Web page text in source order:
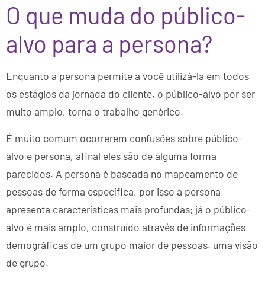
O que muda do público-
alvo para a persona?
Enquanto a persona permite a você utilizá-la em todos
os estágios da jornada do cliente, o público-alvo por ser
muito amplo, torna o trabalho genérico.
É muito comum ocorrerem confusões sobre público-
alvo e persona, afinal eles são de alguma forma
parecidos. A persona é baseada no mapeamento de
pessoas de forma específica, por isso a persona
apresenta características mais profundas; já o público-
alvo é mais amplo, construído através de informações
demográficas de um grupo maior de pessoas. uma visão
de grupo.